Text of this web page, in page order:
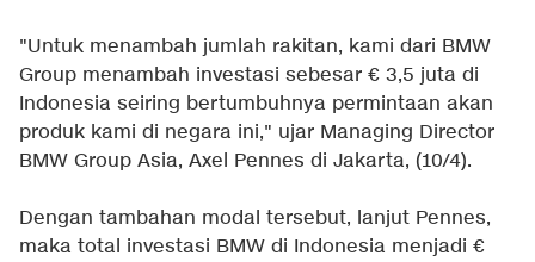
"Untuk menambah jumlah rakitan, kami dari BMW
Group menambah investasi sebesar € 3,5 juta di
Indonesia seiring bertumbuhnya permintaan akan
produk kami di negara ini," ujar Managing Director
BMW Group Asia, Axel Pennes di Jakarta, (10/4).
Dengan tambahan modal tersebut, lanjut Pennes,
maka total investasi BMW di Indonesia menjadi €